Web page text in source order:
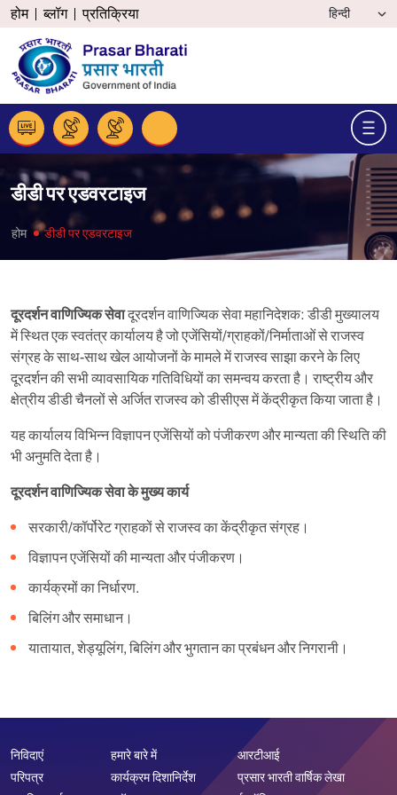
होम ब्लॉग प्रतिक्रिया
डीडी पर एडवरटाइज
होम डीडी पर एडवरटाइज
दूरदर्शन वाणिज्यिक सेवादूरदर्शन वाणिज्यिक सेवा महानिदेशक: डीडी मुख्यालय
में स्थित एक स्वतंत्र कार्यालय है जो एजेंसियों/ग्राहकों/निर्माताओं से राजस्व
संग्रह के साथ-साथ खेल आयोजनों के मामले में राजस्व साझा करने के लिए
दूरदर्शन की सभी व्यावसायिक गतिविधियों का समन्वय करता है। राष्ट्रीय और
क्षेत्रीय डीडी चैनलों से अर्जित राजस्व को डीसीएस में केंद्रीकृत किया जाता है।
यह कार्यालय विभिन्न विज्ञापन एजेंसियों को पंजीकरण और मान्यता की स्थिति की
भी अनुमति देता है।
दूरदर्शन वाणिज्यिक सेवा के मुख्य कार्य
सरकारी/कॉर्पोरेट ग्राहकों से राजस्व का केंद्रीकृत संग्रह।
विज्ञापन एजेंसियों की मान्यता और पंजीकरण।
कार्यक्रमों का निर्धारण.
बिलिंग और समाधान।
यातायात, शेड्यूलिंग, बिलिंग और भुगतान का प्रबंधन और निगरानी।
निविदाएं
परिपत्र
हमारे बारे में
कार्यक्रम दिशानिर्देश
आरटीआई
प्रसार भारती वार्षिक लेखा